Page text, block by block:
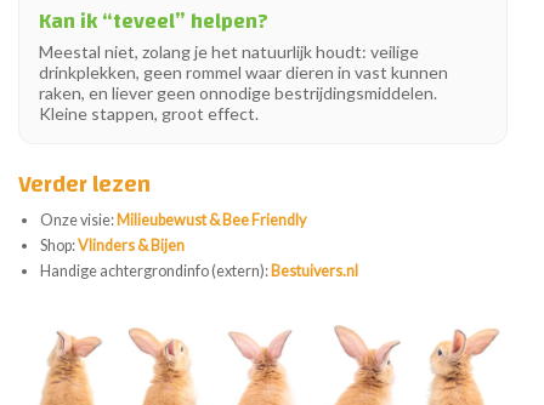
Kan ik “teveel” helpen?
Meestal niet, zolang je het natuurlijk houdt: veilige
drinkplekken, geen rommel waar dieren in vast kunnen
raken, en liever geen onnodige bestrijdingsmiddelen.
Kleine stappen, groot effect.
Verder lezen
Onze visie: Milieubewust & Bee Friendly
Shop:Vlinders & Bijen
Handige achtergrondinfo (extern): Bestuivers.nl